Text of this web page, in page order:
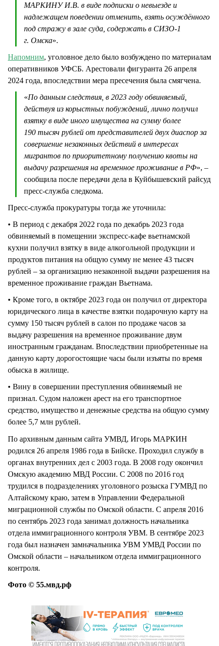
МАРКИНУ И.В. в виде подписки о невыезде и
надлежащем поведении отменить, взять осуждённого
под стражу в зале суда, содержать в СИЗО-1
г. Омска».
Напомним, уголовное дело было возбуждено по материалам
оперативников УФСБ. Арестовали фигуранта 26 апреля
2024 года, впоследствии мера пресечения была смягчена.
«По данным следствия, в 2023 году обвиняемый,
действуя из корыстных побуждений, лично получил
взятку в виде иного имущества на сумму более
190 тысяч рублей от представителей двух диаспор за
совершение незаконных действий в интересах
мигрантов по приоритетному получению квоты на
выдачу разрешения на временное проживание в РФ», –
сообщила после передачи дела в Куйбышевский райсуд
пресс-служба следкома.
Пресс-служба прокуратуры тогда же уточнила:
• В период с декабря 2022 года по декабрь 2023 года
обвиняемый в помещении экспресс-кафе вьетнамской
кухни получил взятку в виде алкогольной продукции и
продуктов питания на общую сумму не менее 43 тысяч
рублей – за организацию незаконной выдачи разрешения на
временное проживание граждан Вьетнама.
• Кроме того, в октябре 2023 года он получил от директора
юридического лица в качестве взятки подарочную карту на
сумму 150 тысяч рублей в салон по продаже часов за
выдачу разрешения на временное проживание двум
иностранным гражданам. Впоследствии приобретенные на
данную карту дорогостоящие часы были изъяты по время
обыска в жилище.
• Вину в совершении преступления обвиняемый не
признал. Судом наложен арест на его транспортное
средство, имущество и денежные средства на общую сумму
более 5,7 млн рублей.
По архивным данным сайта УМВД, Игорь МАРКИН
родился 26 апреля 1986 года в Бийске. Проходил службу в
органах внутренних дел с 2003 года. В 2008 году окончил
Омскую академию МВД России. С 2008 по 2016 год
трудился в подразделениях уголовного розыска ГУМВД по
Алтайскому краю, затем в Управлении Федеральной
миграционной службы по Омской области. С апреля 2016
по сентябрь 2023 года занимал должность начальника
отдела иммиграционного контроля УВМ. В сентябре 2023
года был назначен замначальника УВМ УМВД России по
Омской области – начальником отдела иммиграционного
контроля.
Фото © 55.мвд.рф